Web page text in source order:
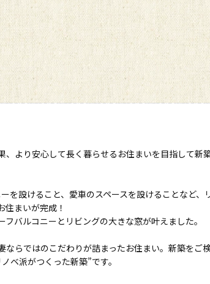
より安心して長く暮らせるお住まいを目指して新
を設けること、愛車のスペースを設けることなど、
まいが完成！
バルコニーとリビングの大きな窓が叶えました。
らではのこだわりが詰まったお住まい。新築をご
ベ派がつくった新築”です。